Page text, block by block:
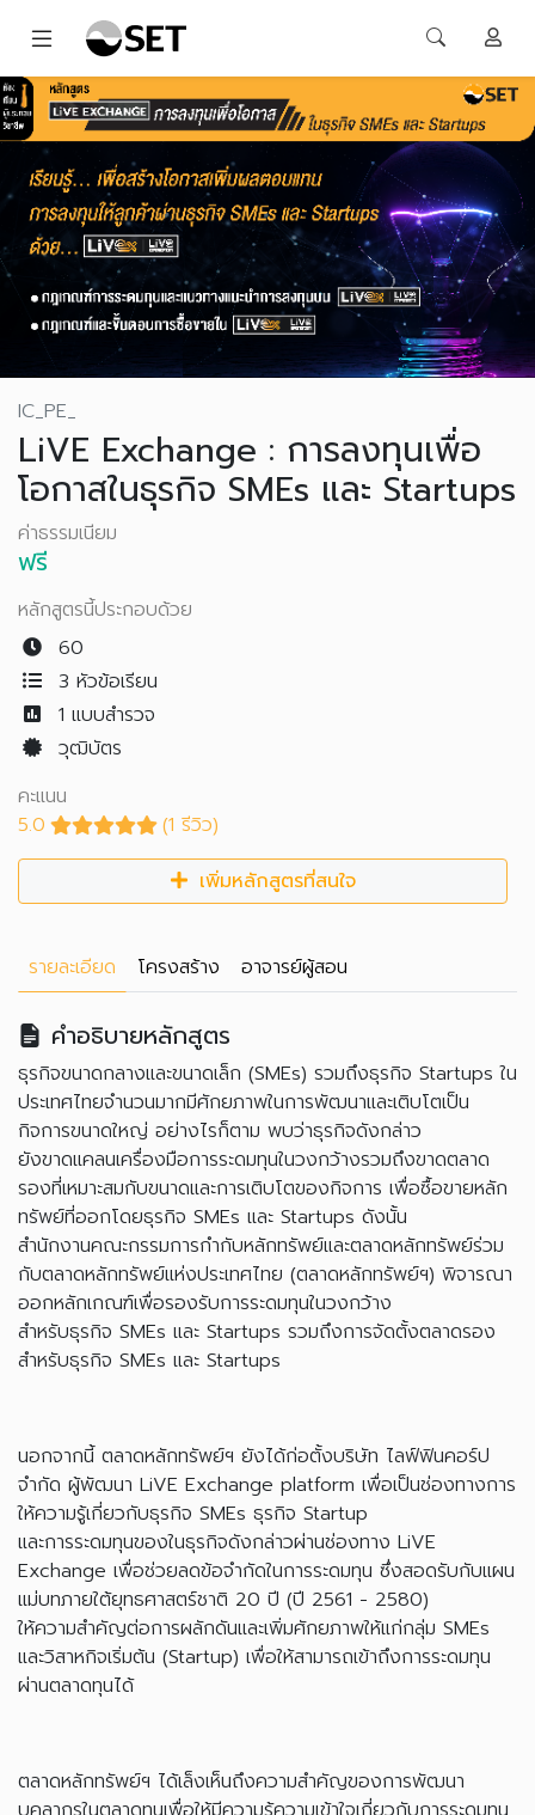
IC_PE_
LiVE Exchange : การลงทุนเพื่อ
โอกาสในธุรกิจ SMEs และ Startups
ค่าธรรมเนียม
ฟรี
หลักสูตรนี้ประกอบด้วย
60
3 หัวข้อเรียน
1 แบบสำรวจ
วุฒิบัตร
คะแนน
5.0
(1 รีวิว)
เพิ่มหลักสูตรที่สนใจ
รายละเอียด โครงสร้าง อาจารย์ผู้สอน
คำอธิบายหลักสูตร
ธุรกิจขนาดกลางและขนาดเล็ก (SMEs) รวมถึงธุรกิจ Startups ใน
ประเทศไทยจำนวนมากมีศักยภาพในการพัฒนาและเติบโตเป็น
กิจการขนาดใหญ่ อย่างไรก็ตาม พบว่าธุรกิจดังกล่าว
ยังขาดแคลนเครื่องมือการระดมทุนในวงกว้างรวมถึงขาดตลาด
รองที่เหมาะสมกับขนาดและการเติบโตของกิจการ เพื่อซื้อขายหลัก
ทรัพย์ที่ออกโดยธุรกิจ SMEs และ Startups ดังนั้น
สำนักงานคณะกรรมการกำกับหลักทรัพย์และตลาดหลักทรัพย์ร่วม
กับตลาดหลักทรัพย์แห่งประเทศไทย (ตลาดหลักทรัพย์ฯ) พิจารณา
ออกหลักเกณฑ์เพื่อรองรับการระดมทุนในวงกว้าง
สำหรับธุรกิจ SMEs และ Startups รวมถึงการจัดตั้งตลาดรอง
สำหรับธุรกิจ SMEs และ Startups
นอกจากนี้ ตลาดหลักทรัพย์ฯ ยังได้ก่อตั้งบริษัท ไลฟ์ฟินคอร์ป
จำกัด ผู้พัฒนา LiVE Exchange platform เพื่อเป็นช่องทางการ
ให้ความรู้เกี่ยวกับธุรกิจ SMEs ธุรกิจ Startup
และการระดมทุนของในธุรกิจดังกล่าวผ่านช่องทาง LiVE
Exchange เพื่อช่วยลดข้อจำกัดในการระดมทุน ซึ่งสอดรับกับแผน
แม่บทภายใต้ยุทธศาสตร์ชาติ 20 ปี (ปี 2561 - 2580)
ให้ความสำคัญต่อการผลักดันและเพิ่มศักยภาพให้แก่กลุ่ม SMEs
และวิสาหกิจเริ่มต้น (Startup) เพื่อให้สามารถเข้าถึงการระดมทุน
ผ่านตลาดทุนได้
ตลาดหลักทรัพย์ฯ ได้เล็งเห็นถึงความสำคัญของการพัฒนา